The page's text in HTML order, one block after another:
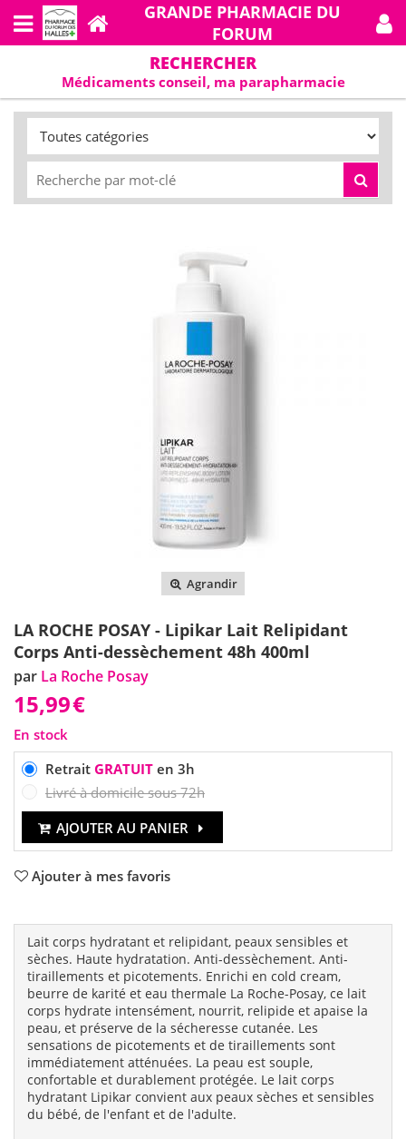
GRANDE PHARMACIE DU
FORUM
RECHERCHER
Médicaments conseil, ma parapharmacie
Agrandir
LA ROCHE POSAY - Lipikar Lait Relipidant
Corps Anti-dessèchement 48h 400ml
par La Roche Posay
15,99€
En stock
Retrait GRATUITen 3h
Livré à domicile sous 72h
AJOUTER AU PANIER
Ajouter à mes favoris
Lait corps hydratant et relipidant, peaux sensibles et
sèches. Haute hydratation. Anti-dessèchement. Anti-
tiraillements et picotements. Enrichi en cold cream,
beurre de karité et eau thermale La Roche-Posay, ce lait
corps hydrate intensément, nourrit, relipide et apaise la
peau, et préserve de la sécheresse cutanée. Les
sensations de picotements et de tiraillements sont
immédiatement atténuées. La peau est souple,
confortable et durablement protégée. Le lait corps
hydratant Lipikar convient aux peaux sèches et sensibles
du bébé, de l'enfant et de l'adulte.